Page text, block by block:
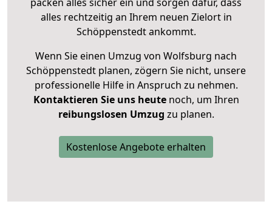
alles rechtzeitig an Ihrem neuen Zielort in
Schöppenstedt ankommt.
Wenn Sie einen Umzug von Wolfsburg nach
Schöppenstedt planen, zögern Sie nicht, unsere
professionelle Hilfe in Anspruch zu nehmen.
Kontaktieren Sie uns heutenoch, um Ihren
reibungslosen Umzug zu planen.
Kostenlose Angebote erhalten